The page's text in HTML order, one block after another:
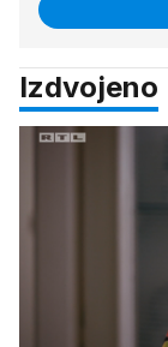
Izdvojeno